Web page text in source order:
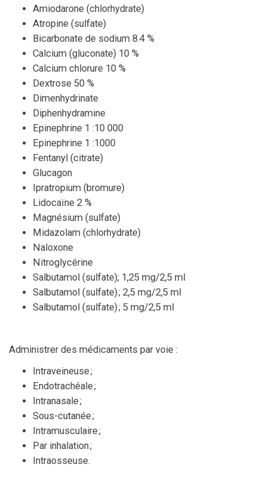
Amiodarone (chlorhydrate)
Atropine (sulfate)
Bicarbonate de sodium 8.4 %
Calcium (gluconate) 10 %
Calcium chlorure 10 %
Dextrose 50 %
Dimenhydrinate
Diphenhydramine
Epinephrine 1 :10 000
Epinephrine 1 :1000
Fentanyl (citrate)
Glucagon
Ipratropium (bromure)
Lidocaïne 2 %
Magnésium (sulfate)
Midazolam (chlorhydrate)
Naloxone
Nitroglycérine
Salbutamol (sulfate); 1,25 mg/2,5 ml
Salbutamol (sulfate) ; 2,5 mg/2,5 ml
Salbutamol (sulfate) ; 5 mg/2,5 ml
Administrer des médicaments par voie :
Intraveineuse ;
Endotrachéale ;
Intranasale ;
Sous-cutanée ;
Intramusculaire ;
Par inhalation ;
Intraosseuse.